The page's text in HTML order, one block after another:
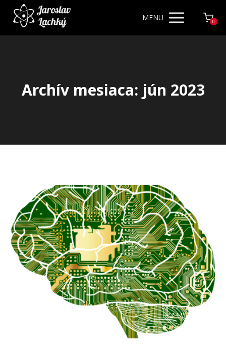
MENU 0
Archív mesiaca: jún 2023